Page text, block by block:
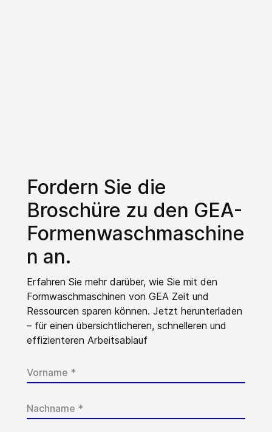
Fordern Sie die
Broschüre zu den GEA-
Formenwaschmaschine
n an.
Erfahren Sie mehr darüber, wie Sie mit den
Formwaschmaschinen von GEA Zeit und
Ressourcen sparen können. Jetzt herunterladen
– für einen übersichtlicheren, schnelleren und
effizienteren Arbeitsablauf